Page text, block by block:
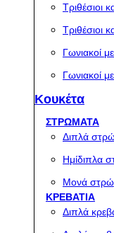
Τριθέσιοι
Τριθέσιοι
Γωνιακοί
Γωνιακοί
Κουκέτα
ΣΤΡΩΜΑΤΑ
Διπλά
Ημίδιπλα
Μονά
ΚΡΕΒΑΤΙΑ
Διπλά